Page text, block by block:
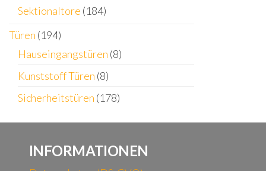
Sektionaltore (184)
Türen (194)
Hauseingangstüren (8)
Kunststoff Türen (8)
Sicherheitstüren (178)
INFORMATIONEN